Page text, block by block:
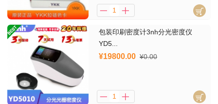
包装印刷密度计3nh分光密度仪
YD5...
¥19800.00 ¥0.00